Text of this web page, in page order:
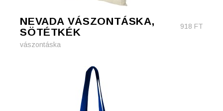
NEVADA VÁSZONTÁSKA,
SÖTÉTKÉK
918 FT
vászontáska